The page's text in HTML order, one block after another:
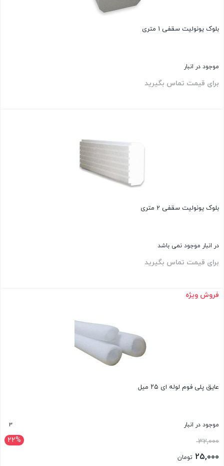
بلوک یونولیت سقفی 1 متری
موجود در انبار
برای قیمت تماس بگیرید
بلوک یونولیت سقفی 2 متری
در انبار موجود نمی باشد
برای قیمت تماس بگیرید
بستن
فروش ویژه
عایق پلی فوم لوله ای ۲۵ میل
موجود در انبار 3
22% 32,000قیمت
اصلی:25,000 تومان